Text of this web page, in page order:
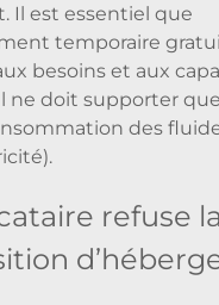
Il est essentiel que
temporaire
besoins et aux
ne doit supporter
des
refuse la